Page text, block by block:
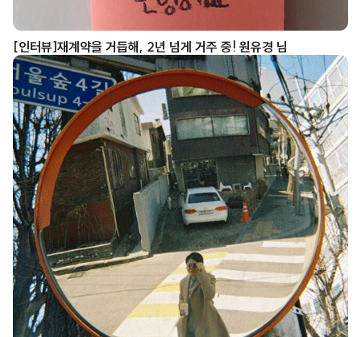
[인터뷰]재계약을 거듭해, 2년 넘게 거주 중! 원유경 님